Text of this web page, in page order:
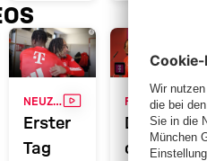
des
Mannschaftstrainings
NEUZUGANG STARTET BEIM FCBVIDEO
Erster
Tag
RE-LIVE
Die
offizielle